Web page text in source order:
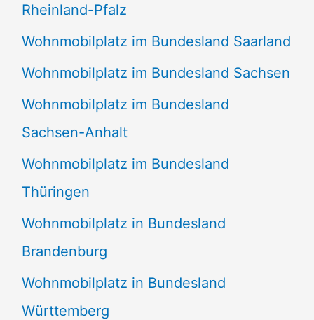
Rheinland-Pfalz
Wohnmobilplatz im Bundesland Saarland
Wohnmobilplatz im Bundesland Sachsen
Wohnmobilplatz im Bundesland
Sachsen-Anhalt
Wohnmobilplatz im Bundesland
Thüringen
Wohnmobilplatz in Bundesland
Brandenburg
Wohnmobilplatz in Bundesland
Württemberg